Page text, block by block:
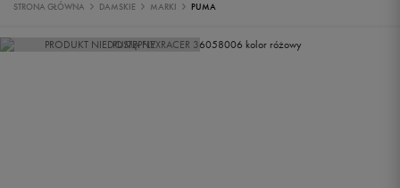
STRONA GŁÓWNA DAMSKIE MARKI PUMA
PRODUKT NIEDOSTĘPNY